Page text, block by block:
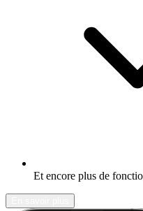
Et encore plus de